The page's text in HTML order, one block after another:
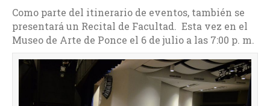
Como parte del itinerario de eventos, también se
presentará un Recital de Facultad. Esta vez en el
Museo de Arte de Ponce el 6 de julio a las 7:00 p. m.